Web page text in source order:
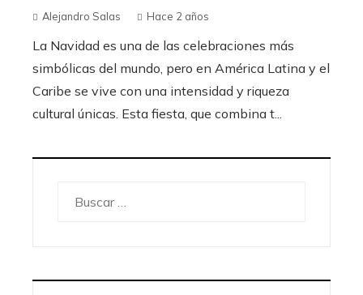
Alejandro Salas Hace 2 años
La Navidad es una de las celebraciones más
simbólicas del mundo, pero en América Latina y el
Caribe se vive con una intensidad y riqueza
cultural únicas. Esta fiesta, que combina t...